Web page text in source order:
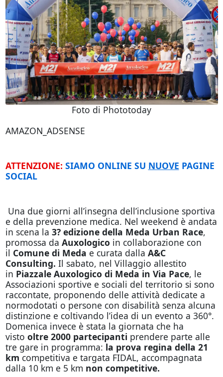
Foto di Phototoday
AMAZON_ADSENSE
ATTENZIONE: SIAMO ONLINE SU NUOVE PAGINE
SOCIAL
Una due giorni all’insegna dell’inclusione sportiva
e della prevenzione medica. Nel weekend è andata
in scena la 3? edizione della Meda Urban Race,
promossa da Auxologico in collaborazione con
il Comune di Meda e curata dalla A&C
Consulting. Il sabato, nel Villaggio allestito
in Piazzale Auxologico di Meda in Via Pace, le
Associazioni sportive e sociali del territorio si sono
raccontate, proponendo delle attività dedicate a
normodotati o persone con disabilità senza alcuna
distinzione e coltivando l’idea di un evento a 360°.
Domenica invece è stata la giornata che ha
visto oltre 2000 partecipanti prendere parte alle
tre gare in programma: la prova regina della 21
km competitiva e targata FIDAL, accompagnata
dalla 10 km e 5 km non competitive.